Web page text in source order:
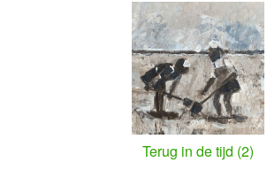
Terug in de tijd (2)